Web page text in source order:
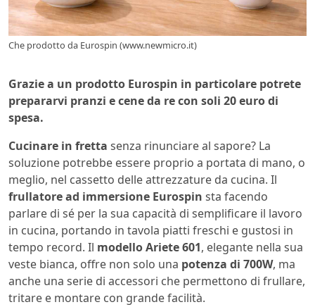
Che prodotto da Eurospin (www.newmicro.it)
Grazie a un prodotto Eurospin in particolare potrete
prepararvi pranzi e cene da re con soli 20 euro di
spesa.
Cucinare in fretta senza rinunciare al sapore? La
soluzione potrebbe essere proprio a portata di mano, o
meglio, nel cassetto delle attrezzature da cucina. Il
frullatore ad immersione Eurospin sta facendo
parlare di sé per la sua capacità di semplificare il lavoro
in cucina, portando in tavola piatti freschi e gustosi in
tempo record. Il modello Ariete 601, elegante nella sua
veste bianca, offre non solo una potenza di 700W, ma
anche una serie di accessori che permettono di frullare,
tritare e montare con grande facilità.